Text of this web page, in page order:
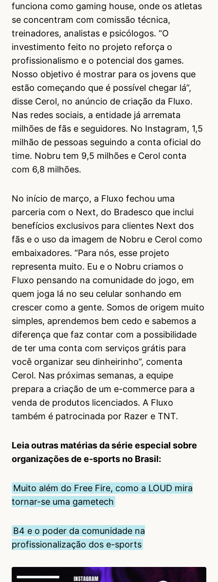
funciona como gaming house, onde os atletas
se concentram com comissão técnica,
treinadores, analistas e psicólogos. “O
investimento feito no projeto reforça o
profissionalismo e o potencial dos games.
Nosso objetivo é mostrar para os jovens que
estão começando que é possível chegar lá”,
disse Cerol, no anúncio de criação da Fluxo.
Nas redes sociais, a entidade já arremata
milhões de fãs e seguidores. No Instagram, 1,5
milhão de pessoas seguindo a conta oficial do
time. Nobru tem 9,5 milhões e Cerol conta
com 6,8 milhões.
No início de março, a Fluxo fechou uma
parceria com o Next, do Bradesco que inclui
benefícios exclusivos para clientes Next dos
fãs e o uso da imagem de Nobru e Cerol como
embaixadores. “Para nós, esse projeto
representa muito. Eu e o Nobru criamos o
Fluxo pensando na comunidade do jogo, em
quem joga lá no seu celular sonhando em
crescer como a gente. Somos de origem muito
simples, aprendemos bem cedo e sabemos a
diferença que faz contar com a possibilidade
de ter uma conta com serviços grátis para
você organizar seu dinheirinho”, comenta
Cerol. Nas próximas semanas, a equipe
prepara a criação de um e-commerce para a
venda de produtos licenciados. A Fluxo
também é patrocinada por Razer e TNT.
Leia outras matérias da série especial sobre
organizações de e-sports no Brasil:
Muito além do Free Fire, como a LOUD mira
tornar-se uma gametech
B4 e o poder da comunidade na
profissionalização dos e-sports